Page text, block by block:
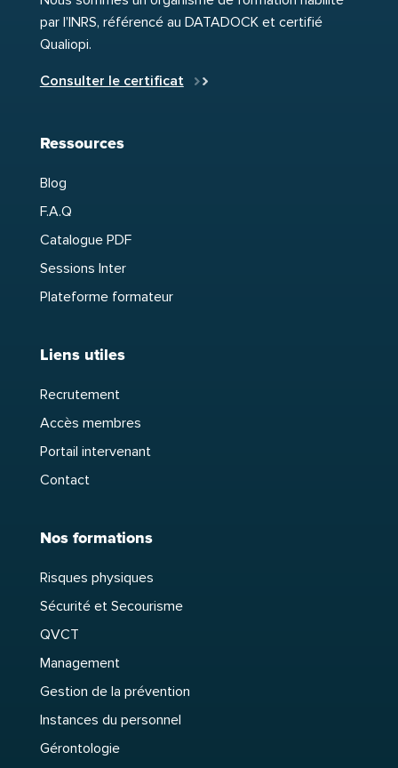
par l’INRS, référencé au DATADOCK et certifié
Qualiopi.
Consulter le certificat
Ressources
Blog
F.A.Q
Catalogue PDF
Sessions Inter
Plateforme formateur
Liens utiles
Recrutement
Accès membres
Portail intervenant
Contact
Nos formations
Risques physiques
Sécurité et Secourisme
QVCT
Management
Gestion de la prévention
Instances du personnel
Gérontologie